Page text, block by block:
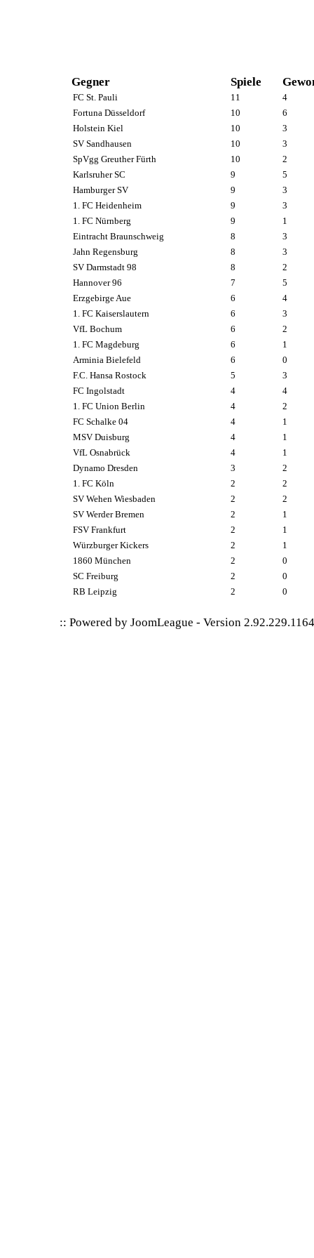
Gegner Spiele
FC St. Pauli 11
4
Fortuna Düsseldorf
10
6
Holstein Kiel
10
3
SV Sandhausen
10
3
SpVgg Greuther Fürth
10
2
Karlsruher SC
9
5
Hamburger SV
9
3
1. FC Heidenheim
9
3
1. FC Nürnberg
9
1
Eintracht Braunschweig
8
3
Jahn Regensburg
8
3
SV Darmstadt 98
8
2
Hannover 96
7
5
Erzgebirge Aue
6
4
1. FC Kaiserslautern
6
3
VfL Bochum
6
2
1. FC Magdeburg
6
1
Arminia Bielefeld
6
0
F.C. Hansa Rostock
5
3
FC Ingolstadt
4
4
1. FC Union Berlin
4
2
FC Schalke 04
4
1
MSV Duisburg
4
1
VfL Osnabrück
4
1
Dynamo Dresden
3
2
1. FC Köln
2
2
SV Wehen Wiesbaden
2
2
SV Werder Bremen
2
1
FSV Frankfurt
2
1
Würzburger Kickers
2
1
1860 München
2
0
SC Freiburg
2
0
RB Leipzig
2 0
:: Powered byJoomLeague -Version